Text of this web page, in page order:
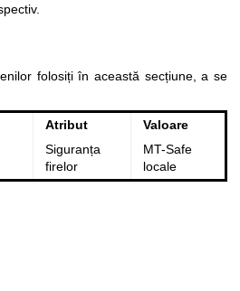
folosiți în această secțiune, a se
Atribut
Valoare
Siguranța
firelor
MT-Safe
locale